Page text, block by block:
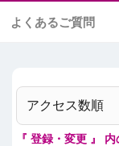
よくあるご質問
『 登録・変更 』